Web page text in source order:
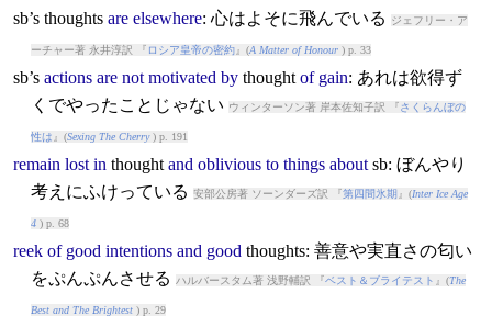
sb’s thoughts are elsewhere: 心はよそに飛んでいる ジェフリー・ア
ーチャー著 永井淳訳 『 ロシア皇帝の密約』(A Matter of Honour) p. 33
sb’s actions are not motivated by thought of gain: あれは欲得ず
くでやったことじゃない ウィンターソン著 岸本佐知子訳 『さくらんぼの
性は 』(Sexing The Cherry) p. 191
remain lost in thought and oblivious to things aboutsb: ぼんやり
考えにふけっている 安部公房著 ソーンダーズ訳 『第四間氷期 』(Inter Ice Age
4) p. 68
reek of good intentions and good thoughts: 善意や実直さの匂い
をぷんぷんさせる
ハルバースタム著 浅野輔訳 『ベスト＆ブライテスト 』(The
Best and The Brightest) p. 29